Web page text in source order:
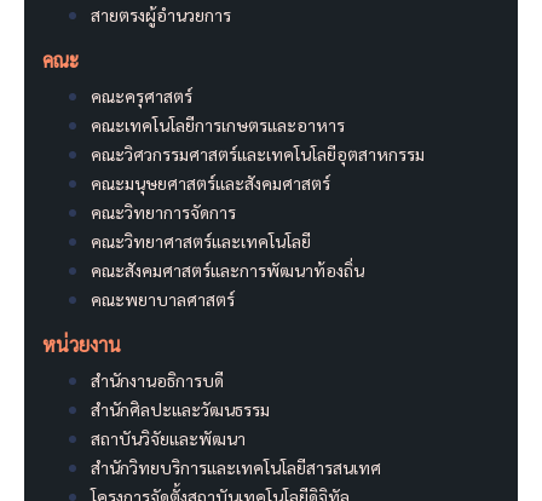
สายตรงผู้อำนวยการ
คณะ
คณะครุศาสตร์
คณะเทคโนโลยีการเกษตรและอาหาร
คณะวิศวกรรมศาสตร์และเทคโนโลยีอุตสาหกรรม
คณะมนุษยศาสตร์และสังคมศาสตร์
คณะวิทยาการจัดการ
คณะวิทยาศาสตร์และเทคโนโลยี
คณะสังคมศาสตร์และการพัฒนาท้องถิ่น
คณะพยาบาลศาสตร์
หน่วยงาน
สำนักงานอธิการบดี
สำนักศิลปะและวัฒนธรรม
สถาบันวิจัยและพัฒนา
สำนักวิทยบริการและเทคโนโลยีสารสนเทศ
โครงการจัดตั้งสถาบันเทคโนโลยีดิจิทัล